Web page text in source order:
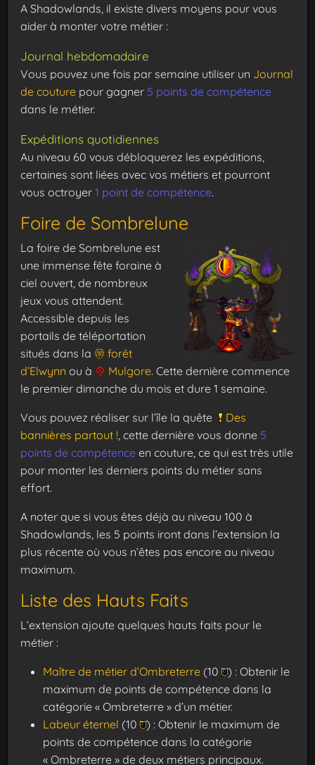
A Shadowlands, il existe divers moyens pour vous
aider à monter votre métier :
Journal hebdomadaire
Vous pouvez une fois par semaine utiliser un Journal
de couture pour gagner 5 points de compétence
dans le métier.
Expéditions quotidiennes
Au niveau 60 vous débloquerez les expéditions,
certaines sont liées avec vos métiers et pourront
vous octroyer 1 point de compétence.
Foire de Sombrelune
La foire de Sombrelune est
une immense fête foraine à
ciel ouvert, de nombreux
jeux vous attendent.
Accessible depuis les
portails de téléportation
situés dans la
forêt
d’Elwynn ou à Mulgore. Cette dernière commence
le premier dimanche du mois et dure 1 semaine.
Vous pouvez réaliser sur l’île la quête
Des
bannières partout ! , cette dernière vous donne 5
points de compétence en couture, ce qui est très utile
pour monter les derniers points du métier sans
effort.
A noter que si vous êtes déjà au niveau 100 à
Shadowlands, les 5 points iront dans l’extension la
plus récente où vous n’êtes pas encore au niveau
maximum.
Liste des Hauts Faits
L’extension ajoute quelques hauts faits pour le
métier :
Maître de métier d’Ombreterre (10
) : Obtenir le
maximum de points de compétence dans la
catégorie « Ombreterre » d’un métier.
Labeur éternel (10
) : Obtenir le maximum de
points de compétence dans la catégorie
« Ombreterre » de deux métiers principaux.